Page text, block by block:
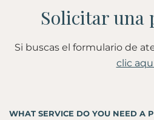
Si buscas el formulario de
clic
WHAT SERVICE DO YOU NEED A